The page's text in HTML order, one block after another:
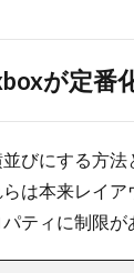
4.4.3. flex-
4.4.6.
4.5. 子要素の
が定番
びにする方
らは本来レイ
ティに制限が